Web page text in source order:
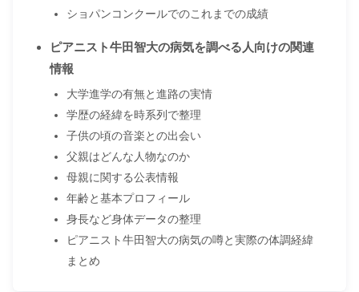
ショパンコンクールでのこれまでの成績
ピアニスト牛田智大の病気を調べる人向けの関連
情報
大学進学の有無と進路の実情
学歴の経緯を時系列で整理
子供の頃の音楽との出会い
父親はどんな人物なのか
母親に関する公表情報
年齢と基本プロフィール
身長など身体データの整理
ピアニスト牛田智大の病気の噂と実際の体調経緯
まとめ